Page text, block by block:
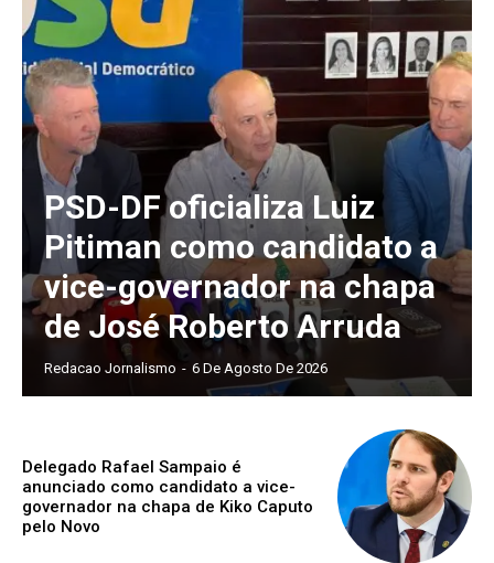
PSD-DF oficializa Luiz
Pitiman como candidato a
vice-governador na chapa
de José Roberto Arruda
Redacao Jornalismo - 6 De Agosto De 2026
Delegado Rafael Sampaio é
anunciado como candidato a vice-
governador na chapa de Kiko Caputo
pelo Novo